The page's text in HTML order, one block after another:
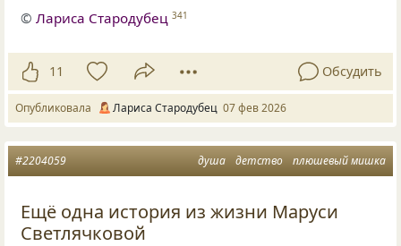
©Лариса Стародубец 341
11 Обсудить
Опубликовала Лариса Стародубец 07 фев 2026
душа детство плюшевый мишка
#2204059
Ещё одна история из жизни Маруси
Светлячковой